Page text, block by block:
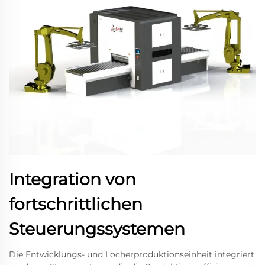
Integration von
fortschrittlichen
Steuerungssystemen
Die Entwicklungs- und Locherproduktionseinheit integriert